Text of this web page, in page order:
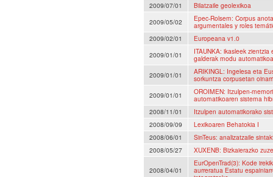
2009/07/01
Bilatzaile geolexikoa
2009/05/02
Epec-Rolsem: Corpus
argumentales y roles
2009/02/01
Europeana v1.0
2009/01/01
ITAUNKA: ikasleek
galderak modu
2009/01/01
ARIKINGL: Ingelesa eta
sorkuntza corpusetan
2009/01/01
OROIMEN: Itzulpen-
automatikoaren sistema
2008/11/01
Itzulpen automatikorako
2008/09/09
Lexikoaren Behatokia I
2008/06/01
SinTeus: analizatzaile
2008/05/27
XUXENB: Bizkaierazko
2008/04/01
EurOpenTrad(3): Kode
aurreratua Estatu